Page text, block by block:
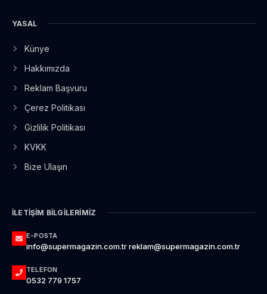
YASAL
Künye
Hakkımızda
Reklam Başvuru
Çerez Politikası
Gizlilik Politikası
KVKK
Bize Ulaşın
İLETIŞIM BILGILERIMIZ
E-POSTA
info@supermagazin.com.tr reklam@supermagazin.com.tr
TELEFON
0532 779 1757